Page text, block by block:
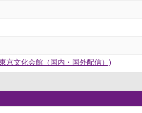
京文化会館（国内・国外配信）)